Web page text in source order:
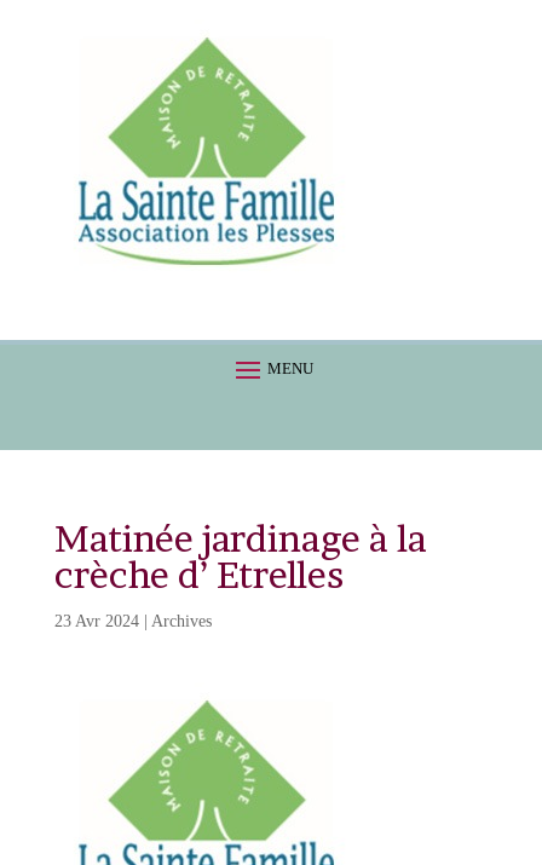
Matinée jardinage à la
crèche d’ Etrelles
23 Avr 2024| Archives